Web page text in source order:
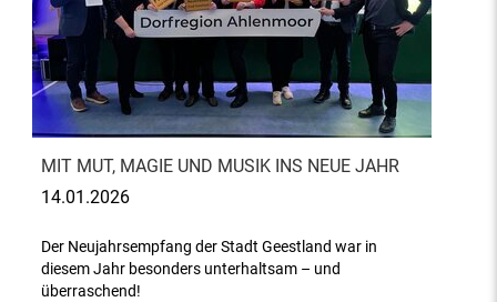
MIT MUT, MAGIE UND MUSIK INS NEUE JAHR
14.01.2026
Der Neujahrsempfang der Stadt Geestland war in
diesem Jahr besonders unterhaltsam – und
überraschend!